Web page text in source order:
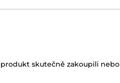
skutečně zakoupili nebo